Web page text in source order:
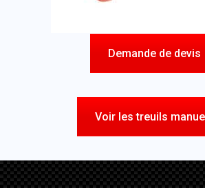
Demande de devis
Voir les treuils